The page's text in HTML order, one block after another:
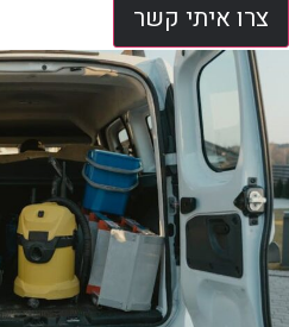
צרו איתי קשר